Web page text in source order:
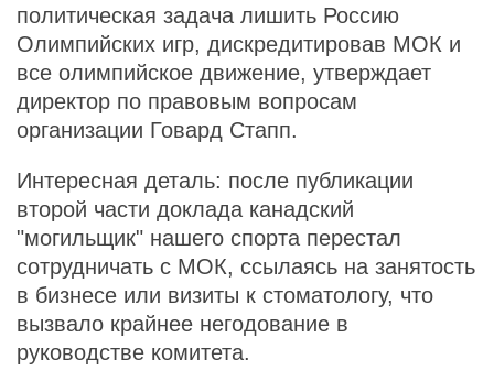
политическая задача лишить Россию
Олимпийских игр, дискредитировав МОК и
все олимпийское движение, утверждает
директор по правовым вопросам
организации Говард Стапп.
Интересная деталь: после публикации
второй части доклада канадский
"могильщик" нашего спорта перестал
сотрудничать с МОК, ссылаясь на занятость
в бизнесе или визиты к стоматологу, что
вызвало крайнее негодование в
руководстве комитета.